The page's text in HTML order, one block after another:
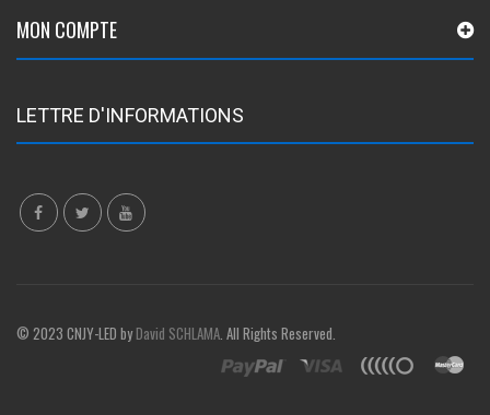
MON COMPTE
LETTRE D'INFORMATIONS
© 2023 CNJY-LED byDavid SCHLAMA . All Rights Reserved.